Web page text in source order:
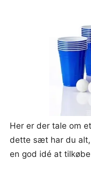
Her er der tale om
dette sæt har du
en god idé at